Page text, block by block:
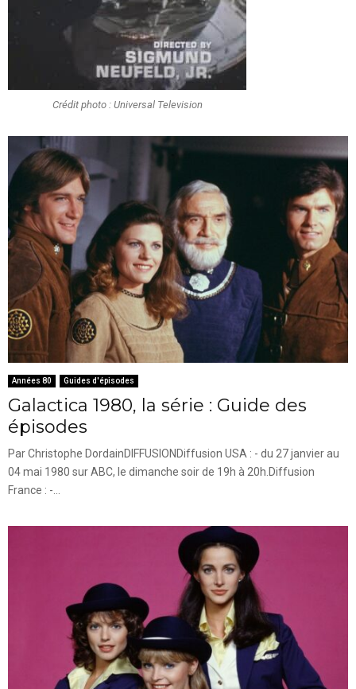
Crédit photo : Universal Television
Années 80 Guides d'épisodes
Galactica 1980, la série : Guide des
épisodes
Par Christophe DordainDIFFUSIONDiffusion USA : - du 27 janvier au
04 mai 1980 sur ABC, le dimanche soir de 19h à 20h.Diffusion
France : -...